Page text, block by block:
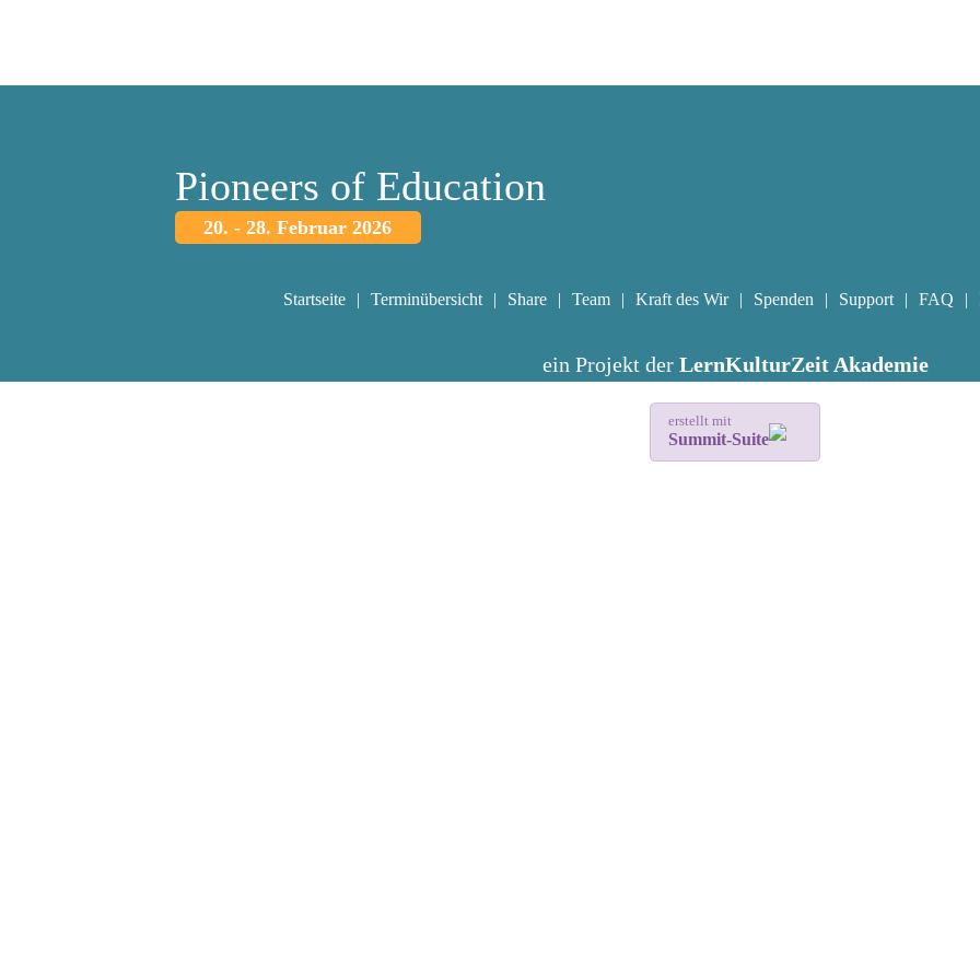
Pioneers of Education
20. - 28. Februar 2026
Startseite Terminübersicht Share Team Kraft des Wir Spenden Support FAQ
ein Projekt der LernKulturZeit Akademie
erstellt mit
Summit-Suite